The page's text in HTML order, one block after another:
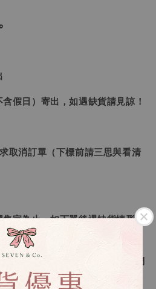
假日）寄出，如遇缺貨請見諒！
取消訂單（下標前請三思與看清
完為止，如下單後遇缺貨情形請
動的，若遇到缺貨或者調價我們
要知道即時貨況還請主動聯繫後